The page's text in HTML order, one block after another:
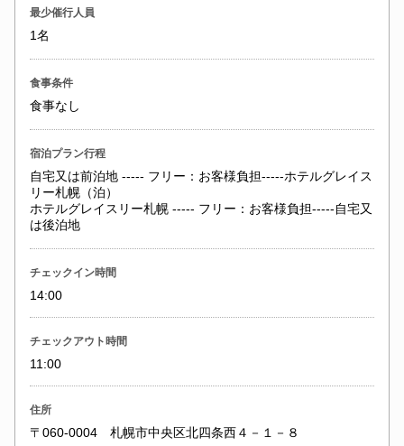
最少催行人員
1名
食事条件
食事なし
宿泊プラン行程
自宅又は前泊地 ----- フリー：お客様負担-----ホテルグレイス
リー札幌（泊）
ホテルグレイスリー札幌 ----- フリー：お客様負担-----自宅又
は後泊地
チェックイン時間
14:00
チェックアウト時間
11:00
住所
〒060-0004 札幌市中央区北四条西４－１－８